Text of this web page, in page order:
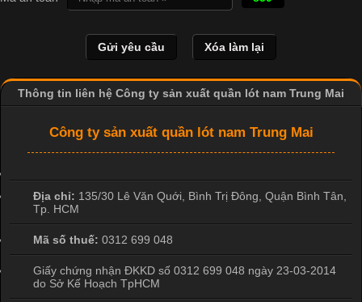
biệt là các sản phẩm từ vải thun. Hiện nay,
Công Nghệ In Chuyển Nhiệt Trong Ngành Thời Trang Hiện
In Chuyển Nhiệt Là Gì? Công Nghệ In Hiện Đại Trong Ngành
May Mặc Trong ngành in ấn và thời trang, in chuyển nhiệt đang
là một trong những công nghệ phổ biến nhờ khả năng tạo ra
hình ảnh sắc nét và bền màu. Đặc biệt, kỹ thuật này được ứng
Thông tin liên hệ Công ty sản xuất quần lót nam Trung Mai
Công ty sản xuất quần lót nam Trung Mai
Địa chỉ: 135/30 Lê Văn Quới, Bình Trị Đông Quận Bình Tân
Tp. HCM
Mã số thuế: 0312 699 048
Giấy chứng nhận ĐKKD số 0312 699 048 ngày 23-03-2014
do Sở Kế Hoạch TpHCM